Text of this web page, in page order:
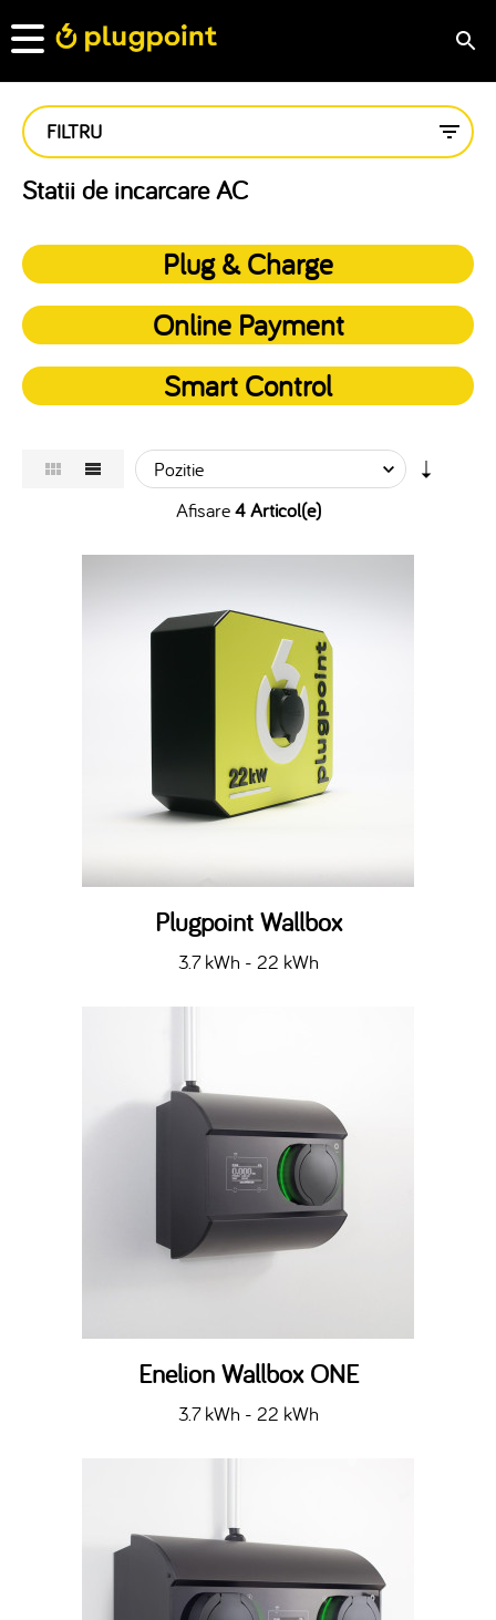
FILTRU
Statii de incarcare AC
Plug & Charge
Online Payment
Smart Control
Afisare4 Articol(e)
Plugpoint Wallbox
3.7 kWh - 22 kWh
Enelion Wallbox ONE
3.7 kWh - 22 kWh